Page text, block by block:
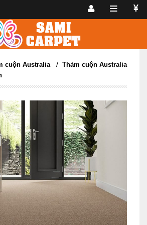
cuộn Australia / Thảm cuộn Australia